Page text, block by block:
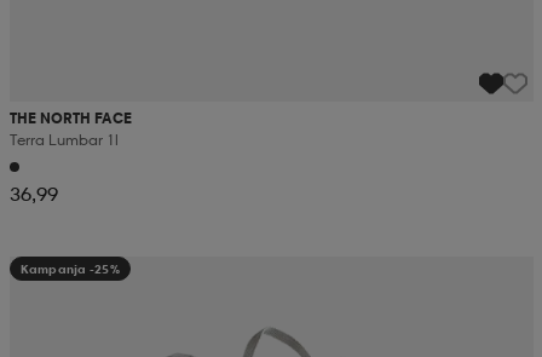
THE NORTH FACE
Terra Lumbar 1l
36,99
Kampanja -25%